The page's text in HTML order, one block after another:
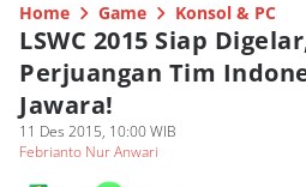
Home Game Konsol & PC
LSWC 2015 Siap
Perjuangan Tim
Jawara!
11 Des 2015, 10:00 WIB
Febrianto Nur Anwari